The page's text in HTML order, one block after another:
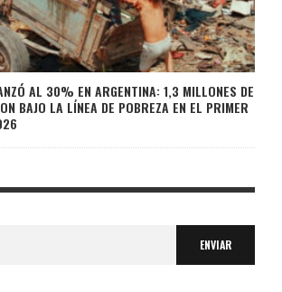
AL 30% EN ARGENTINA: 1,3 MILLONES DE
BAJO LA LÍNEA DE POBREZA EN EL PRIMER